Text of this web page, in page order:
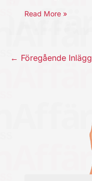
Read More »
← Föregående Inlägg